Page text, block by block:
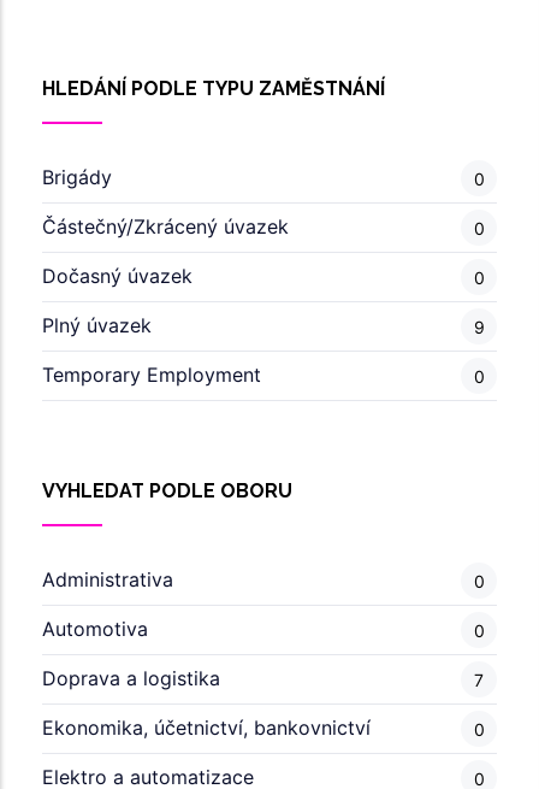
HLEDÁNÍ PODLE TYPU ZAMĚSTNÁNÍ
Brigády 0
Částečný/Zkrácený úvazek 0
Dočasný úvazek 0
Plný úvazek 9
Temporary Employment 0
VYHLEDAT PODLE OBORU
Administrativa 0
Automotiva 0
Doprava a logistika 7
Ekonomika, účetnictví, bankovnictví 0
Elektro a automatizace 0